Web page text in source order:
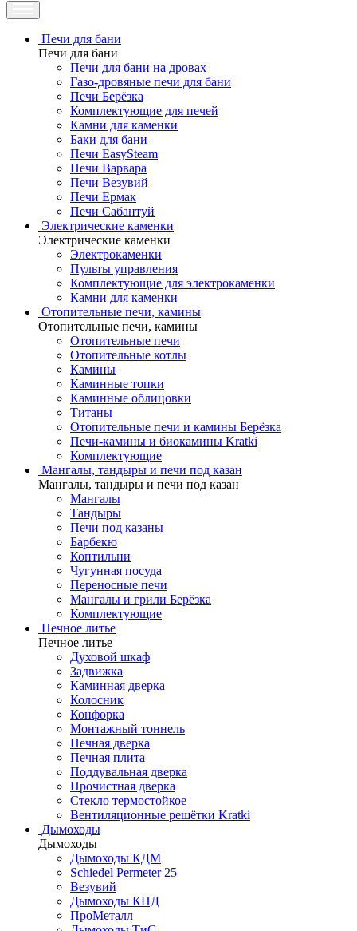
Печи для бани
Печи для бани
Печи для бани на дровах
Газо-дровяные печи для бани
Печи Берёзка
Комплектующие для печей
Камни для каменки
Баки для бани
Печи EasySteam
Печи Варвара
Печи Везувий
Печи Ермак
Печи Сабантуй
Электрические каменки
Электрические каменки
Электрокаменки
Пульты управления
Комплектующие для электрокаменки
Камни для каменки
Отопительные печи, камины
Отопительные печи, камины
Отопительные печи
Отопительные котлы
Камины
Каминные топки
Каминные облицовки
Титаны
Отопительные печи и камины Берёзка
Печи-камины и биокамины Kratki
Комплектующие
Мангалы, тандыры и печи под казан
Мангалы, тандыры и печи под казан
Мангалы
Тандыры
Печи под казаны
Барбекю
Коптильни
Чугунная посуда
Переносные печи
Мангалы и грили Берёзка
Комплектующие
Печное литье
Печное литье
Духовой шкаф
Задвижка
Каминная дверка
Колосник
Конфорка
Монтажный тоннель
Печная дверка
Печная плита
Поддувальная дверка
Прочистная дверка
Стекло термостойкое
Вентиляционные решётки Kratki
Дымоходы
Дымоходы
Дымоходы КДМ
Schiedel Permeter 25
Везувий
Дымоходы КПД
ПроМеталл